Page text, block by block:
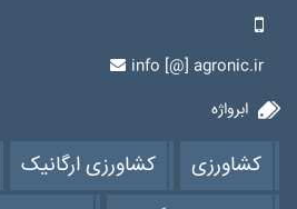
info [@] agronic.ir
ابرواژه
کشاورزی کشاورزی ارگانیک